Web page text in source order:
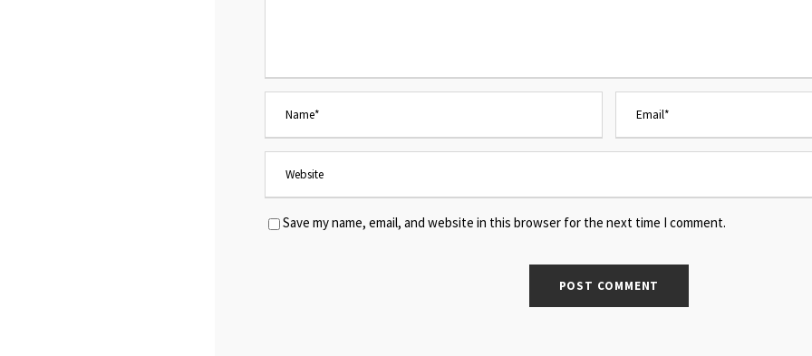
Save my name, email, and website in this browser for the next time I comment.